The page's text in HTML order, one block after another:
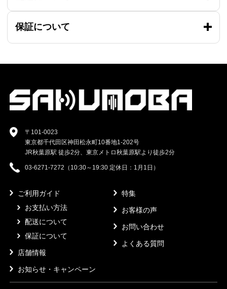
保証について
〒101-0023
東京都千代田区神田松永町10番地1-202号
JR秋葉原駅 徒歩2分、東京メトロ秋葉原駅より徒歩2分
03-6271-7272（10:30～19:30 定休日：1月1日）
ご利用ガイド
お支払い方法
配送について
保証について
店舗情報
お知らせ・キャンペーン
特集
お客様の声
お問い合わせ
よくある質問